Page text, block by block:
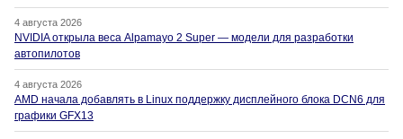
4 августа 2026
NVIDIA открыла веса Alpamayo 2 Super — модели для разработки
автопилотов
4 августа 2026
AMD начала добавлять в Linux поддержку дисплейного блока DCN6 для
графики GFX13